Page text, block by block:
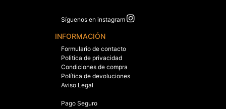
Síguenos en instagram
INFORMACIÓN
Formulario de contacto
Politica de privacidad
Condiciones de compra
Política de devoluciones
Aviso Legal
Pago Seguro